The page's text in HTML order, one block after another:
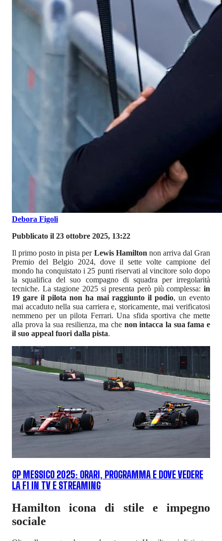
Debora Figoli
Pubblicato il 23 ottobre 2025, 13:22
Il primo posto in pista per Lewis Hamilton non arriva dal Gran
Premio del Belgio 2024, dove il sette volte campione del
mondo ha conquistato i 25 punti riservati al vincitore solo dopo
la squalifica del suo compagno di squadra per irregolarità
tecniche. La stagione 2025 si presenta però più complessa: in
19 gare il pilota non ha mai raggiunto il podio, un evento
mai accaduto nella sua carriera e, storicamente, mai verificatosi
nemmeno per un pilota Ferrari. Una sfida sportiva che mette
alla prova la sua resilienza, ma che non intacca la sua fama e
il suo appeal fuori dalla pista.
GP MESSICO 2025: ORARI, PROGRAMMA E DOVE VEDERE
LA F1 IN TV E STREAMING
Hamilton icona di stile e impegno
sociale